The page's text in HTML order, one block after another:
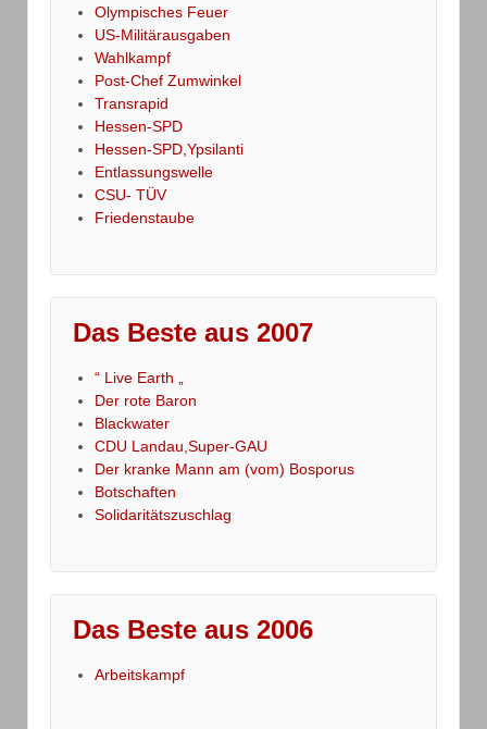
Olympisches Feuer
US-Militärausgaben
Wahlkampf
Post-Chef Zumwinkel
Transrapid
Hessen-SPD
Hessen-SPD,Ypsilanti
Entlassungswelle
CSU- TÜV
Friedenstaube
Das Beste aus 2007
“ Live Earth „
Der rote Baron
Blackwater
CDU Landau,Super-GAU
Der kranke Mann am (vom) Bosporus
Botschaften
Solidaritätszuschlag
Das Beste aus 2006
Arbeitskampf